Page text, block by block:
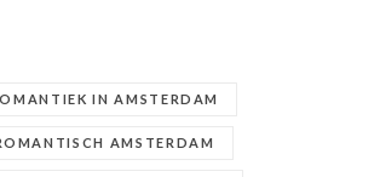
IN AMSTERDAM
AMSTERDAM